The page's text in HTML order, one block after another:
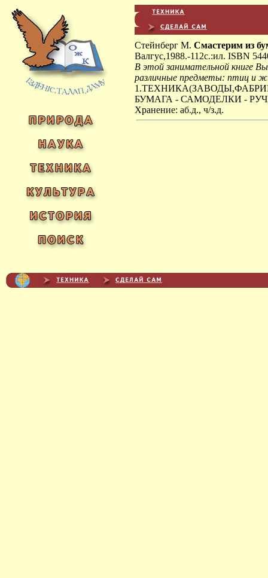
Стейнберг М. Смастерим из
Валгус,1988.-112с.:ил. ISBN
В этой занимательной книге
различные предметы: птиц и
БУМАГА - САМОДЕЛКИ -
Хранение: аб.д., ч/з.д.